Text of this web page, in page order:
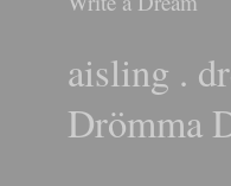
aisling .
Drömma